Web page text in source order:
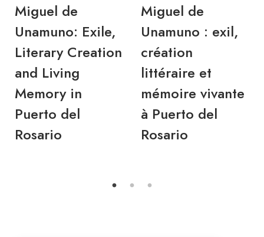
Miguel de
Unamuno: Exile,
Literary Creation
and Living
Memory in
Puerto del
Rosario
Miguel de
Unamuno : exil,
création
littéraire et
mémoire vivante
à Puerto del
Rosario